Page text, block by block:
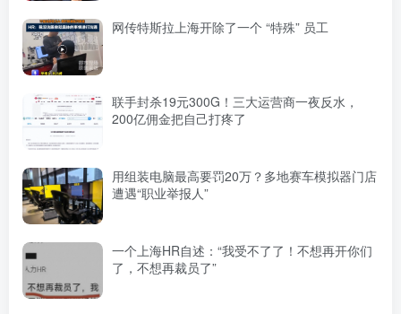
网传特斯拉上海开除了一个 “特殊” 员工
联手封杀19元300G！三大运营商一夜反水，
200亿佣金把自己打疼了
用组装电脑最高要罚20万？多地赛车模拟器门店
遭遇“职业举报人”
一个上海HR自述：“我受不了了！不想再开你们
了，不想再裁员了”